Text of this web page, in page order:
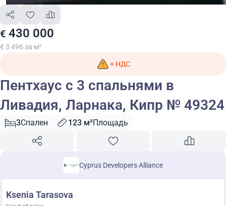
€ 430 000
€ 3 496 за м²
+ НДС
Пентхаус с 3 спальнями в
Ливадия, Ларнака, Кипр № 49324
3Спален 123 м²Площадь
Cyprus Developers Alliance
Ksenia Tarasova